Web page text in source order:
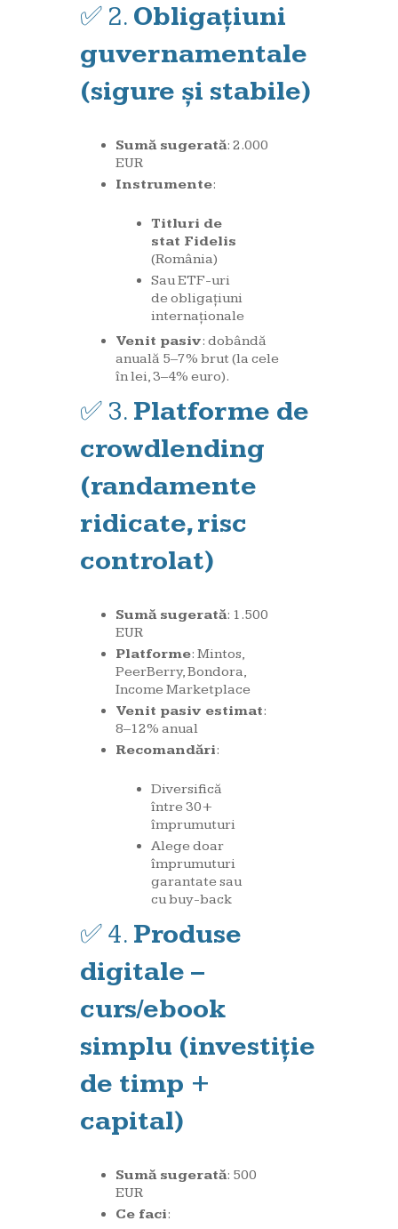
✅ 2. Obligațiuni
guvernamentale
(sigure și stabile)
Sumă sugerată: 2.000
EUR
Instrumente:
Titluri de
stat Fidelis
(România)
Sau ETF-uri
de obligațiuni
internaționale
Venit pasiv: dobândă
anuală 5–7% brut (la cele
în lei, 3–4% euro).
✅ 3. Platforme de
crowdlending
(randamente
ridicate, risc
controlat)
Sumă sugerată: 1.500
EUR
Platforme: Mintos,
PeerBerry, Bondora,
Income Marketplace
Venit pasiv estimat:
8–12% anual
Recomandări:
Diversifică
între 30+
împrumuturi
Alege doar
împrumuturi
garantate sau
cu buy-back
✅ 4. Produse
digitale –
curs/ebook
simplu (investiție
de timp +
capital)
Sumă sugerată: 500
EUR
Ce faci: